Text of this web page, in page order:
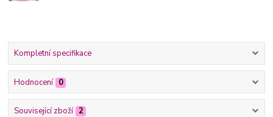
Kompletní specifikace
Hodnocení 0
Související zboží 2